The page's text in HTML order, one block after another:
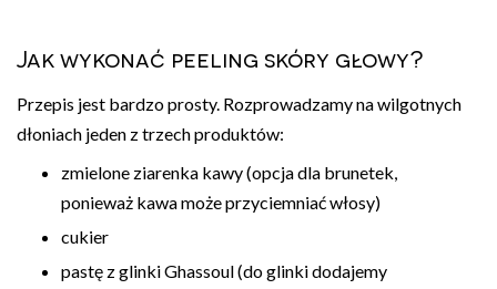
Jak wykonać peeling skóry głowy?
Przepis jest bardzo prosty. Rozprowadzamy na wilgotnych
dłoniach jeden z trzech produktów:
zmielone ziarenka kawy (opcja dla brunetek,
ponieważ kawa może przyciemniać włosy)
cukier
pastę z glinki Ghassoul (do glinki dodajemy